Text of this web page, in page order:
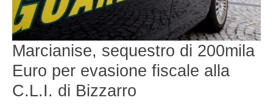
Marcianise, sequestro di 200mila
Euro per evasione fiscale alla
C.L.I. di Bizzarro
fiscale
alla
C.L.I.
di
Bizzarro